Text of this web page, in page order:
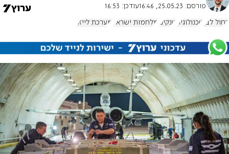
פורסם: 25.05.23, 16:46 עודכן: 16:53
כחול לבן טכנולוגיה טנקים מלחמות ישראל מערכת לייזר